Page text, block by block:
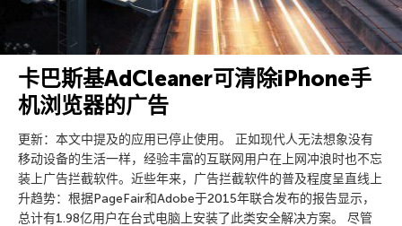
卡巴斯基AdCleaner可清除iPhone手
机浏览器的广告
更新：本文中提及的应用已停止使用。 正如现代人无法想象没有
移动设备的生活一样，经验丰富的互联网用户在上网冲浪时也不忘
装上广告拦截软件。近些年来，广告拦截软件的普及程度呈直线上
升趋势：根据PageFair和Adobe于2015年联合发布的报告显示，
总计有1.98亿用户在台式电脑上安装了此类安全解决方案。 尽管